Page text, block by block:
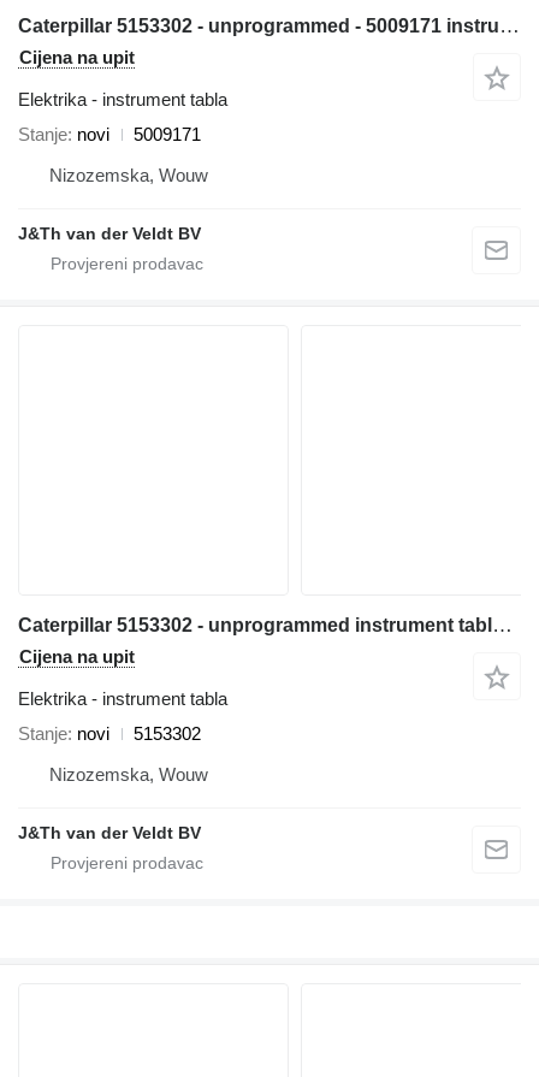
Caterpillar 5153302 - unprogrammed - 5009171 instrument tabla za Caterpillar 538 558 568 C7.1 3499 320E 323E 314E 324E 316E 336E 318E 329E 349E 320F 330F 311F 391F 312F 352F 313F 323F 314F 374F 315F 325F 335F 316F 326F 318F 349F 320D2 330D2 340D2 323D2 326D2 336D2 329D2 349D2 MH3295 bagera
Cijena na upit
Elektrika - instrument tabla
Stanje novi
5009171
Nizozemska, Wouw
J&Th van der Veldt BV
Caterpillar 5153302 - unprogrammed instrument tabla za Caterpillar 538 558 568 C7.1 3499 320E 323E 314E 324E 316E 336E 318E 329E 349E 320F 330F 311F 391F 312F 352F 313F 323F 314F 374F 315F 325F 335F 316F 326F 318F 349F 320D2 330D2 340D2 323D2 326D2 336D2 329D2 349D2 MH3295 bagera
Cijena na upit
Elektrika - instrument tabla
Stanje novi
5153302
Nizozemska, Wouw
J&Th van der Veldt BV